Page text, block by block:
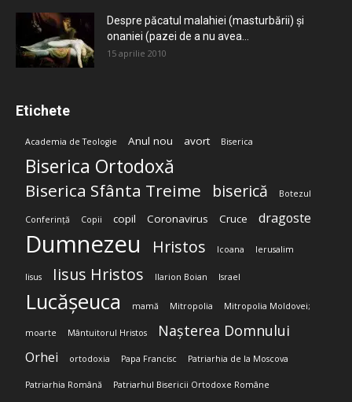
Despre păcatul malahiei (masturbării) şi
onaniei (pazei de a nu avea...
15 aprilie 2010
Etichete
Academia de Teologie Anul nou avort Biserica
Biserica Ortodoxă
Biserica Sfânta Treime biserică Botezul
Conferință Copii copil Coronavirus Cruce dragoste
Dumnezeu Hristos Icoana Ierusalim
Iisus Iisus Hristos Ilarion Boian Israel
Lucășeuca mamă Mitropolia Mitropolia Moldovei;
moarte Mântuitorul Hristos Nașterea Domnului
Orhei ortodoxia Papa Francisc Patriarhia de la Moscova
Patriarhia Română Patriarhul Bisericii Ortodoxe Române